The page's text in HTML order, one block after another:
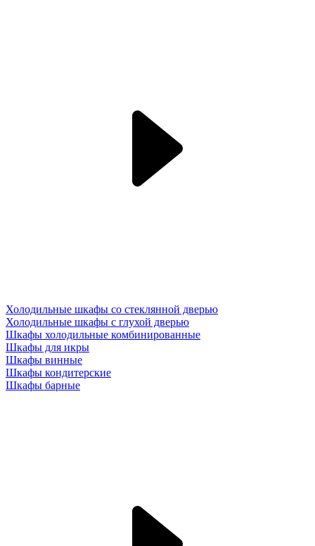
Холодильные шкафы со стеклянной дверью
Холодильные шкафы с глухой дверью
Шкафы холодильные комбинированные
Шкафы для икры
Шкафы винные
Шкафы кондитерские
Шкафы барные